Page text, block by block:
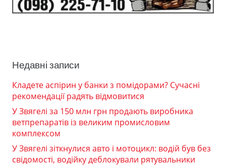
Недавні записи
Кладете аспірин у банки з помідорами? Сучасні
рекомендації радять відмовитися
У Звягелі за 150 млн грн продають виробника
ветпрепаратів із великим промисловим
комплексом
У Звягелі зіткнулися авто і мотоцикл: водій був без
свідомості, водійку деблокували рятувальники